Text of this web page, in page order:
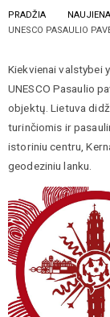
PRADŽIA
NAUJIENA
UNESCO PASAULIO
Kiekvienai valstybei
UNESCO Pasaulio
objektų. Lietuva
turinčiomis ir
istoriniu centru,
geodeziniu lanku.